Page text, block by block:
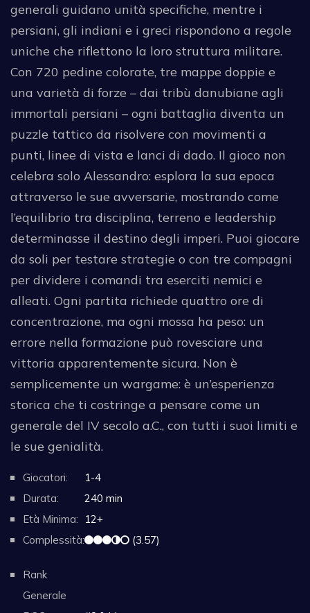
generali guidano unità specifiche, mentre i
persiani, gli indiani e i greci rispondono a regole
uniche che riflettono la loro struttura militare.
Con 720 pedine colorate, tre mappe doppie e
una varietà di forze – dai tribù danubiane agli
immortali persiani – ogni battaglia diventa un
puzzle tattico da risolvere con movimenti a
punti, linee di vista e lanci di dado. Il gioco non
celebra solo Alessandro: esplora la sua epoca
attraverso le sue avversarie, mostrando come
l’equilibrio tra disciplina, terreno e leadership
determinasse il destino degli imperi. Puoi giocare
da soli per testare strategie o con tre compagni
per dividere i comandi tra eserciti nemici e
alleati. Ogni partita richiede quattro ore di
concentrazione, ma ogni mossa ha peso: un
errore nella formazione può rovesciare una
vittoria apparentemente sicura. Non è
semplicemente un wargame: è un’esperienza
storica che ti costringe a pensare come un
generale del IV secolo a.C., con tutti i suoi limiti e
le sue genialità.
Giocatori:
1-4
Durata:
240 min
Età Minima:
12+
Complessità:
(3.57)
Rank
Generale